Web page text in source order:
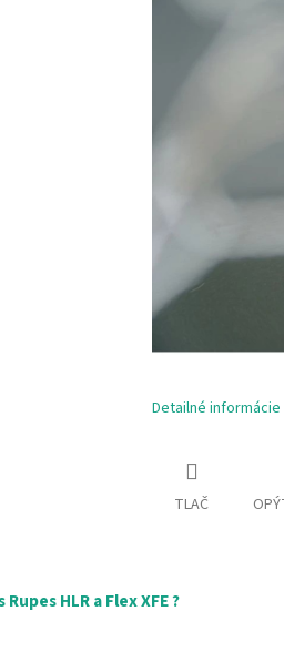
Detailné informácie
TLAČ
HLR a Flex XFE ?